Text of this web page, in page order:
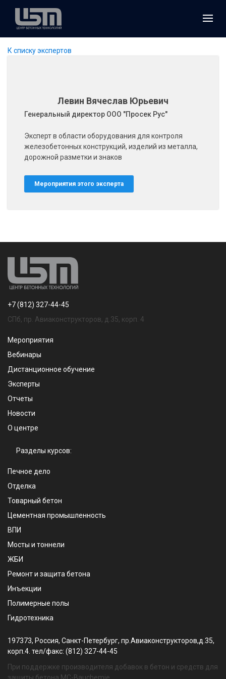
К списку экспертов
Левин Вячеслав Юрьевич
Генеральный директор ООО "Просек Рус"
Эксперт в области оборудования для контроля
железобетонных конструкций, изделий из металла,
дорожной разметки и знаков
Мероприятия этого эксперта
+7 (812) 327-44-45
СПб, пр. Авиаконструкторов, д.35, корп. 4
Мероприятия
Вебинары
Дистанционное обучение
Эксперты
Отчеты
Новости
О центре
Разделы курсов:
Печное дело
Отделка
Товарный бетон
Цементная промышленность
ВПИ
Мосты и тоннели
ЖБИ
Ремонт и защита бетона
Инъекции
Полимерные полы
Гидротехника
197373, Россия, Санкт-Петербург, пр.Авиаконструкторов,д.35,
корп.4. тел/факс: (812) 327-44-45
При поддержке производителя добавок в бетон и средств для